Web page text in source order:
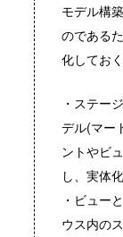
モデル構
のである
化してお
・ステー
デル(マー
ントやビ
し、実体
・ビュー
ウス内の